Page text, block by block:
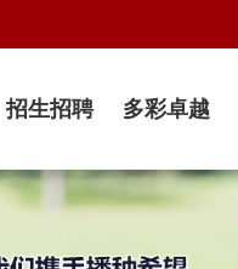
招生招聘 多彩卓越